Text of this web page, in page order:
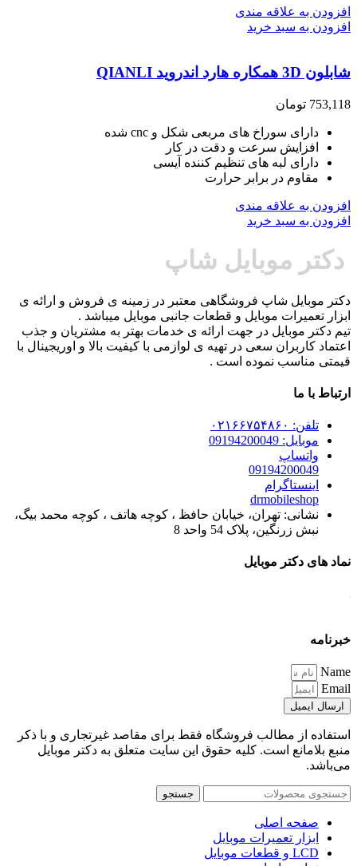
افزودن به علاقه مندی
افزودن به سبد خرید
شابلون 3D همکاره هارد اندروید QIANLI
753,118 تومان
دارای سوراخ های مربعی شکل و cnc شده
افزایش سرعت و دقت در کار
دارای لبه های تنظیم کننده آیسی
مقاوم در برابر حرارت
افزودن به علاقه مندی
افزودن به سبد خرید
دکتر موبایل شاپ
دکتر موبایل شاپ فروشگاهی معتبر در زمینه ی فروش و ارائه ی
ابزار تعمیرات موبایل و قطعات جانبی موبایل میباشد .
تیم دکتر موبایل در جهت ارائه ی خدمات بهتر به مشتریان و جذب
اعتماد کاربران سعی در تهیه ی لوازمی با کیفیت بالا و اوریجینال با
قیمتی مناسب نموده است .
ارتباط با ما
تلفن: ۰۲۱۶۶۷۵۴۸۶۰
موبایل: 09194200049
واتساپ
09194200049
اینستاگرام
drmobileshop
نشانی: تهران، خیابان حافظ ، کوچه هاتف ، کوچه محمد بیگ،
نبش زرنگین، پلاک 54 واحد 8
نماد های دکتر موبایل
خبرنامه
Name
Email
ارسال ایمیل
استفاده از مطالب فروشگاه فقط برای مقاصد غیرتجاری و با ذکر
منبع بلامانع است. کلیه حقوق این سایت متعلق به دکتر موبایل
می‌باشد.
جستجو
صفحه اصلی
ابزار تعمیرات موبایل
LCD و قطعات موبایل